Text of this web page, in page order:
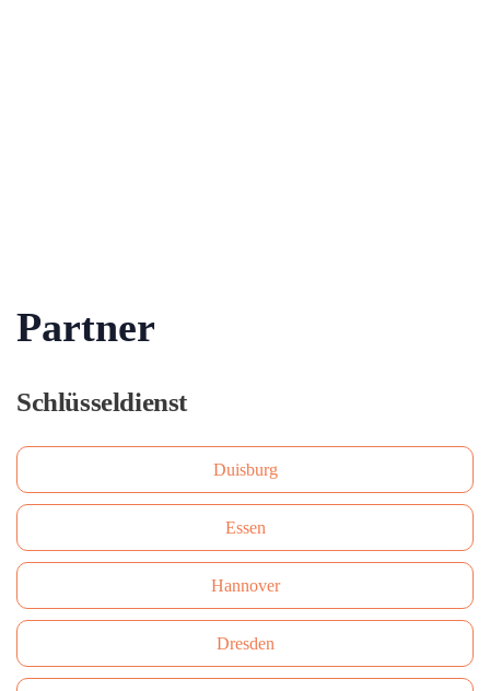
Partner
Schlüsseldienst
Duisburg
Essen
Hannover
Dresden